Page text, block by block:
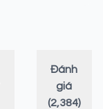
Đánh
giá
(2,384)